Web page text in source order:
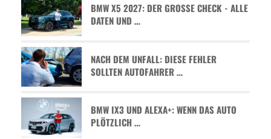
BMW X5 2027: DER GROSSE CHECK - ALLE D
ATEN UND …
NACH DEM UNFALL: DIESE FEHLER
SOLLTEN AUTOFAHRER …
BMW IX3 UND ALEXA+: WENN DAS AUTO
PLÖTZLICH …